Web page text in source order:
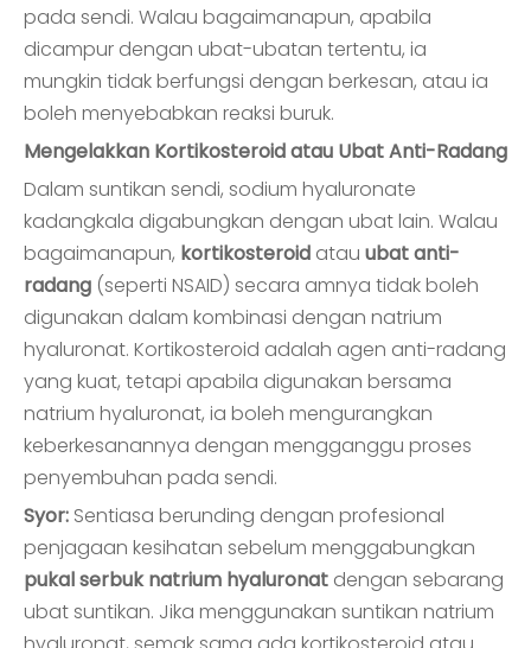
pada sendi. Walau bagaimanapun, apabila
dicampur dengan ubat-ubatan tertentu, ia
mungkin tidak berfungsi dengan berkesan, atau ia
boleh menyebabkan reaksi buruk.
Mengelakkan Kortikosteroid atau Ubat Anti-Radang
Dalam suntikan sendi, sodium hyaluronate
kadangkala digabungkan dengan ubat lain. Walau
bagaimanapun, kortikosteroid atau ubat anti-
radang (seperti NSAID) secara amnya tidak boleh
digunakan dalam kombinasi dengan natrium
hyaluronat. Kortikosteroid adalah agen anti-radang
yang kuat, tetapi apabila digunakan bersama
natrium hyaluronat, ia boleh mengurangkan
keberkesanannya dengan mengganggu proses
penyembuhan pada sendi.
Syor: Sentiasa berunding dengan profesional
penjagaan kesihatan sebelum menggabungkan
pukal serbuk natrium hyaluronat dengan sebarang
ubat suntikan. Jika menggunakan suntikan natrium